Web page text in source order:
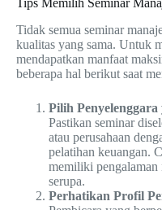
Tidak semua seminar
kualitas yang sama. Untuk
mendapatkan manfaat
beberapa hal berikut saat
Pilih
Pastikan seminar
atau perusahaan
pelatihan keuangan.
memiliki pengalaman
serupa.
Perhatikan Profil